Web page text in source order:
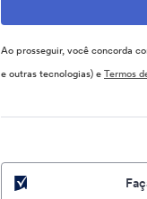
Ao prosseguir, você concorda
e outras tecnologias) eTermos